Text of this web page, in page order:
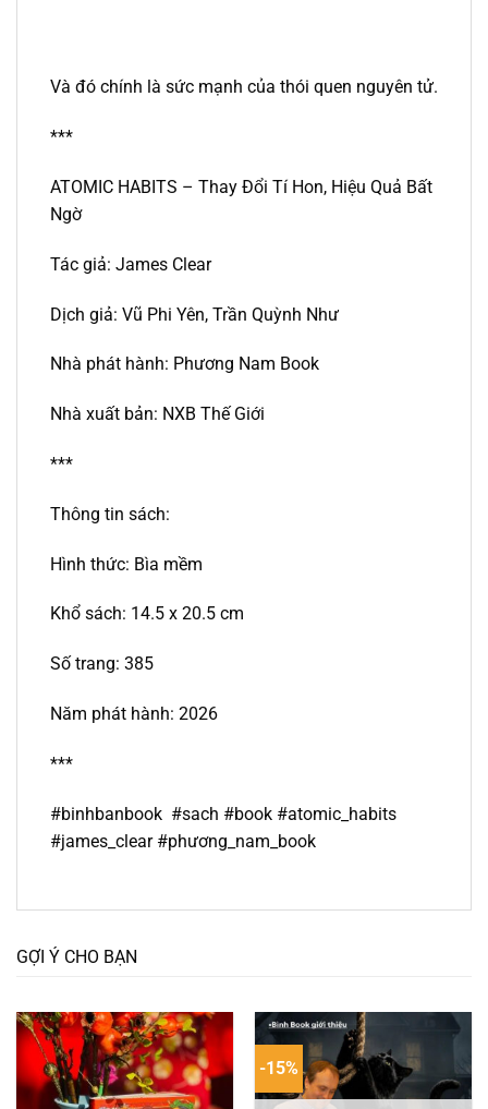
Và đó chính là sức mạnh của thói quen nguyên tử.
***
ATOMIC HABITS – Thay Đổi Tí Hon, Hiệu Quả Bất
Ngờ
Tác giả: James Clear
Dịch giả: Vũ Phi Yên, Trần Quỳnh Như
Nhà phát hành: Phương Nam Book
Nhà xuất bản: NXB Thế Giới
***
Thông tin sách:
Hình thức: Bìa mềm
Khổ sách: 14.5 x 20.5 cm
Số trang: 385
Năm phát hành: 2026
***
#binhbanbook #sach #book #atomic_habits
#james_clear #phương_nam_book
GỢI Ý CHO BẠN
-15%